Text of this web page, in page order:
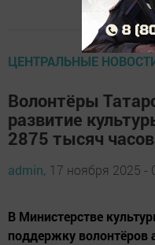
ЦЕНТРАЛЬНЫЕ
Волонтёры
развитие
2875 тысяч
admin, 17 ноября 2025 -
В Министерстве
поддержку волонтёров